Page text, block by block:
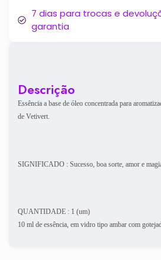
Descrição
Essência a base de óleo concentrada para
de Vetivert.
SIGNIFICADO : Sucesso, boa sorte, amor e
QUANTIDADE : 1 (um)
10 ml de essência, em vidro tipo ambar com
7 dias para trocas e
garantia